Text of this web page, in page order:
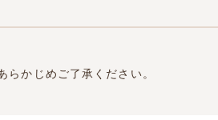
かじめご了承ください。